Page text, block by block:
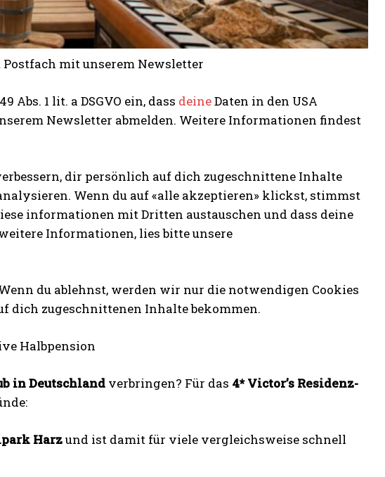
mit unserem Newsletter
1 lit. a DSGVO ein, dass deineDaten in den USA
Newsletter abmelden. Weitere Informationen findest
dir persönlich auf dich zugeschnittene Inhalte
Wenn du auf «alle akzeptieren» klickst, stimmst
informationen mit Dritten austauschen und dass deine
Informationen, lies bitte unsere
du ablehnst, werden wir nur die notwendigen Cookies
dich zugeschnittenen Inhalte bekommen.
Halbpension
in Deutschland verbringen? Für das 4* Victor’s Residenz-
Harzund ist damit für viele vergleichsweise schnell